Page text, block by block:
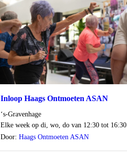
Inloop Haags Ontmoeten ASAN
Locatie
‘s-Gravenhage
Wanneer
Elke week op di, wo, do van 12:30 tot 16:30
Door: Haags Ontmoeten ASAN